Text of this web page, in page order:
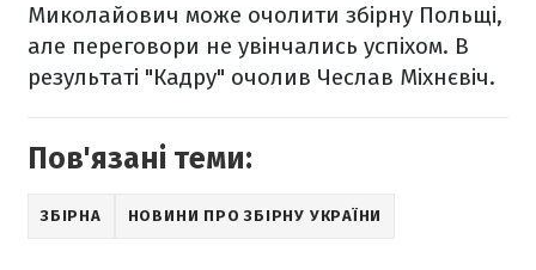
Миколайович може очолити збірну Польщі,
але переговори не увінчались успіхом. В
результаті "Кадру" очолив Чеслав Міхнєвіч.
Пов'язані теми:
ЗБІРНА НОВИНИ ПРО ЗБІРНУ УКРАЇНИ